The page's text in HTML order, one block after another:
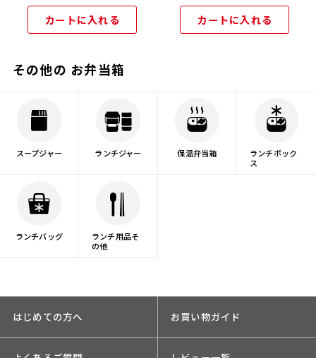
カートに入れる カートに入れる
その他の お弁当箱
スープジャー ランチジャー 保温弁当箱
ランチボック
ス
ランチバッグ
ランチ用品そ
の他
はじめての方へ お買い物ガイド